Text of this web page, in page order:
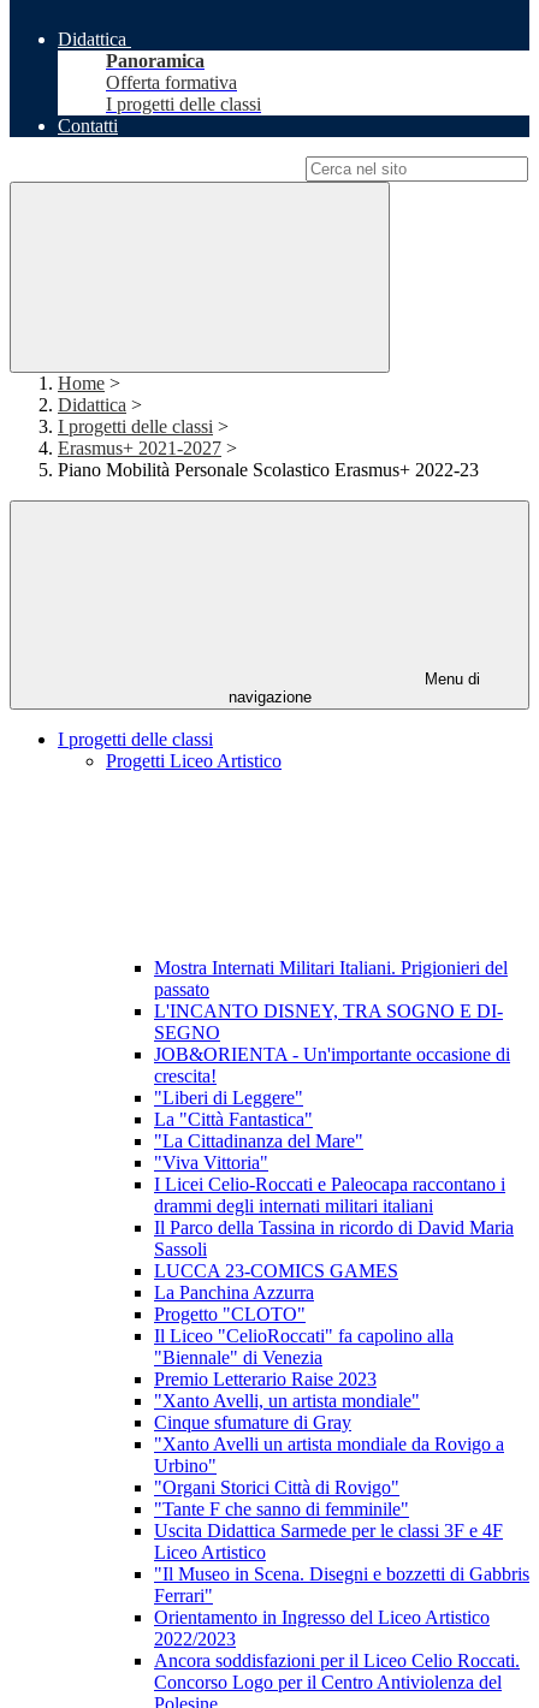
Didattica
Panoramica
Offerta formativa
I progetti delle classi
Contatti
Home >
Didattica >
I progetti delle classi >
Erasmus+ 2021-2027 >
Piano Mobilità Personale Scolastico Erasmus+ 2022-23
Menu di
navigazione
I progetti delle classi
Progetti Liceo Artistico
Mostra Internati Militari Italiani. Prigionieri del
passato
L'INCANTO DISNEY, TRA SOGNO E DI-
SEGNO
JOB&ORIENTA - Un'importante occasione di
crescita!
"Liberi di Leggere"
La "Città Fantastica"
"La Cittadinanza del Mare"
"Viva Vittoria"
I Licei Celio-Roccati e Paleocapa raccontano i
drammi degli internati militari italiani
Il Parco della Tassina in ricordo di David Maria
Sassoli
LUCCA 23-COMICS GAMES
La Panchina Azzurra
Progetto "CLOTO"
Il Liceo "CelioRoccati" fa capolino alla
"Biennale" di Venezia
Premio Letterario Raise 2023
"Xanto Avelli, un artista mondiale"
Cinque sfumature di Gray
"Xanto Avelli un artista mondiale da Rovigo a
Urbino"
"Organi Storici Città di Rovigo"
"Tante F che sanno di femminile"
Uscita Didattica Sarmede per le classi 3F e 4F
Liceo Artistico
"Il Museo in Scena. Disegni e bozzetti di Gabbris
Ferrari"
Orientamento in Ingresso del Liceo Artistico
2022/2023
Ancora soddisfazioni per il Liceo Celio Roccati.
Concorso Logo per il Centro Antiviolenza del